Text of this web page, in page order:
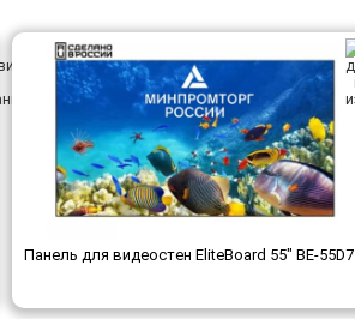
Панель для видеостен EliteBoard 55" BE-55D7